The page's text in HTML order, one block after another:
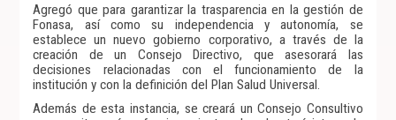
Agregó que para garantizar la trasparencia en la gestión de
Fonasa, así como su independencia y autonomía, se
establece un nuevo gobierno corporativo, a través de la
creación de un Consejo Directivo, que asesorará las
decisiones relacionadas con el funcionamiento de la
institución y con la definición del Plan Salud Universal.
Además de esta instancia, se creará un Consejo Consultivo